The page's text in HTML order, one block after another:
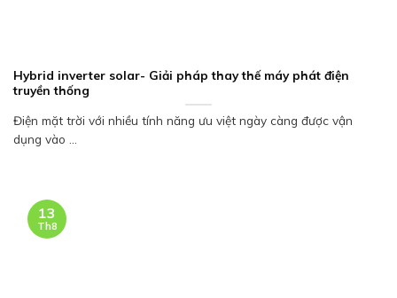
Hybrid inverter solar- Giải pháp thay thế máy phát điện
truyền thống
Điện mặt trời với nhiều tính năng ưu việt ngày càng được vận
dụng vào ...
13
Th8